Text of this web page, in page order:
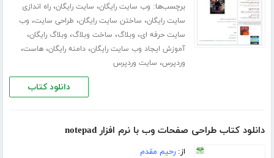
برچسب‌ها: وب سایت رایگان، سایت رایگان،راه اندازی
سایت رایگان، ساختن سایت رایگان، طراحی سایت، وب
سایت حرفه ای، وبلاگ، ساخت وبلاگ، وبلاگ رایگان،
آموزش ایجاد وب سایت رایگان،دامنه رایگان،هاست،
وردپرس، سایت وردپرس
دانلود کتاب
دانلود کتاب طراحی صفحات وب با نرم افزار notepad
از:رحیم مقدم